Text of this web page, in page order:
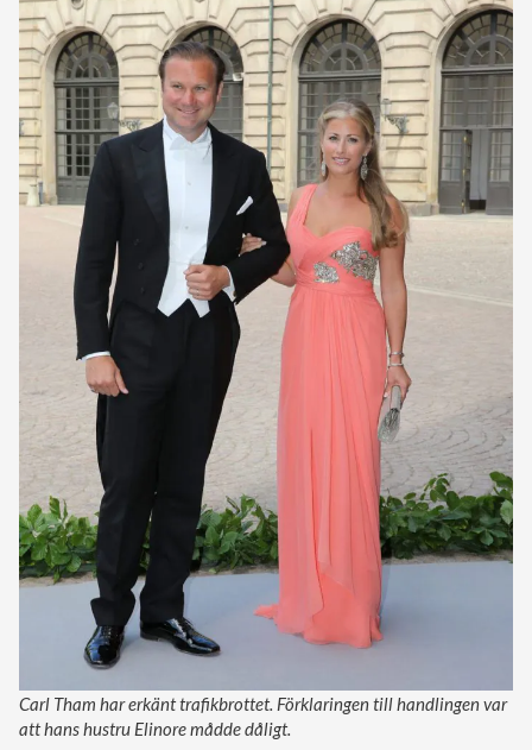
Carl Tham har erkänt trafikbrottet. Förklaringen till handlingen var
att hans hustru Elinore mådde dåligt.